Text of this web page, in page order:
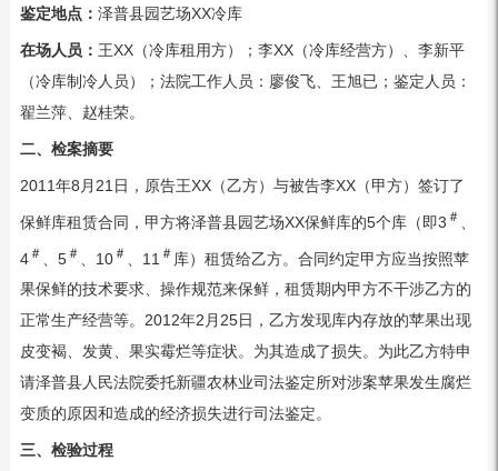
鉴定地点： 泽普县园艺场XX冷库
在场人员 ： 王XX（冷库租用方）；李XX（冷库经营方）、李新平
（冷库制冷人员）；法院工作人员：廖俊飞、王旭已；鉴定人员：
翟兰萍、赵桂荣。
二、检案摘要
2011年8月21日，原告王XX（乙方）与被告李XX（甲方）签订了
保鲜库租赁合同，甲方将泽普县园艺场XX保鲜库的5个库（即3 ＃
4 ＃ 、5 ＃ 、10 ＃ 、11 ＃ 库）租赁给乙方。合同约定甲方应当按照苹
果保鲜的技术要求、操作规范来保鲜，租赁期内甲方不干涉乙方的
正常生产经营等。2012年2月25日，乙方发现库内存放的苹果出现
皮变褐、发黄、果实霉烂等症状。为其造成了损失。为此乙方特申
请泽普县人民法院委托新疆农林业司法鉴定所对涉案苹果发生腐烂
变质的原因和造成的经济损失进行司法鉴定。
三、检验过程